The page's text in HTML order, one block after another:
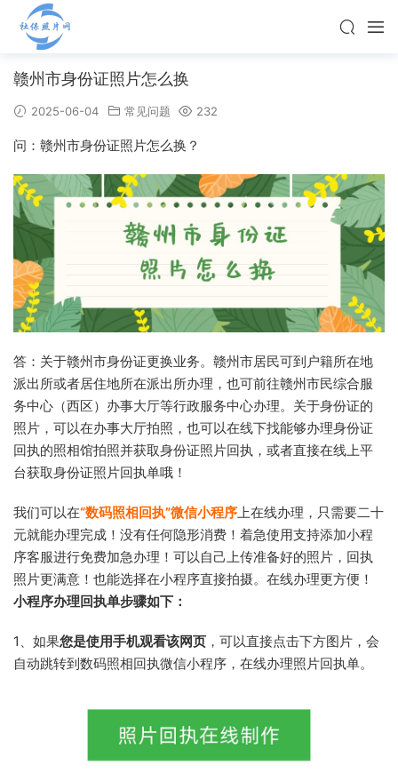
赣州市身份证照片怎么换
2025-06-04 常见问题 232
问：赣州市身份证照片怎么换？
答：关于赣州市身份证更换业务。赣州市居民可到户籍所在地
派出所或者居住地所在派出所办理，也可前往赣州市民综合服
务中心（西区）办事大厅等行政服务中心办理。关于身份证的
照片，可以在办事大厅拍照，也可以在线下找能够办理身份证
回执的照相馆拍照并获取身份证照片回执，或者直接在线上平
台获取身份证照片回执单哦！
我们可以在“数码照相回执”微信小程序上在线办理，只需要二十
元就能办理完成！没有任何隐形消费！着急使用支持添加小程
序客服进行免费加急办理！可以自己上传准备好的照片，回执
照片更满意！也能选择在小程序直接拍摄。在线办理更方便！
小程序办理回执单步骤如下：
1、如果您是使用手机观看该网页 ，可以直接点击下方图片，会
自动跳转到数码照相回执微信小程序，在线办理照片回执单。